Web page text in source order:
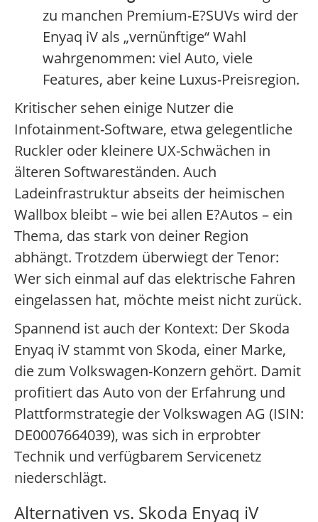
zu manchen Premium-E?SUVs wird der
Enyaq iV als „vernünftige“ Wahl
wahrgenommen: viel Auto, viele
Features, aber keine Luxus-Preisregion.
Kritischer sehen einige Nutzer die
Infotainment-Software, etwa gelegentliche
Ruckler oder kleinere UX-Schwächen in
älteren Softwareständen. Auch
Ladeinfrastruktur abseits der heimischen
Wallbox bleibt – wie bei allen E?Autos – ein
Thema, das stark von deiner Region
abhängt. Trotzdem überwiegt der Tenor:
Wer sich einmal auf das elektrische Fahren
eingelassen hat, möchte meist nicht zurück.
Spannend ist auch der Kontext: Der Skoda
Enyaq iV stammt von Skoda, einer Marke,
die zum Volkswagen-Konzern gehört. Damit
profitiert das Auto von der Erfahrung und
Plattformstrategie der Volkswagen AG (ISIN:
DE0007664039), was sich in erprobter
Technik und verfügbarem Servicenetz
niederschlägt.
Alternativen vs. Skoda Enyaq iV